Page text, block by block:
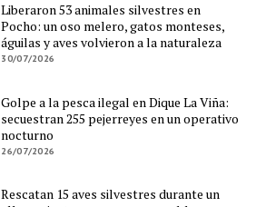
Liberaron 53 animales silvestres en
Pocho: un oso melero, gatos monteses,
águilas y aves volvieron a la naturaleza
30/07/2026
Golpe a la pesca ilegal en Dique La Viña:
secuestran 255 pejerreyes en un operativo
nocturno
26/07/2026
Rescatan 15 aves silvestres durante un